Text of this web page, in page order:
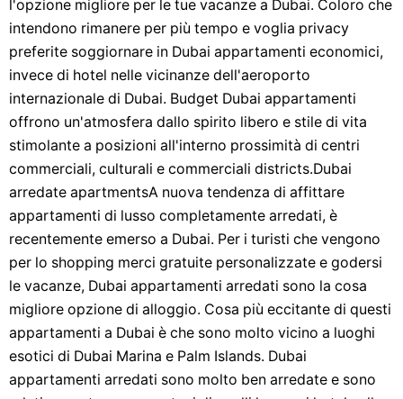
l'opzione migliore per le tue vacanze a Dubai. Coloro che
intendono rimanere per più tempo e voglia privacy
preferite soggiornare in Dubai appartamenti economici,
invece di hotel nelle vicinanze dell'aeroporto
internazionale di Dubai. Budget Dubai appartamenti
offrono un'atmosfera dallo spirito libero e stile di vita
stimolante a posizioni all'interno prossimità di centri
commerciali, culturali e commerciali districts.Dubai
arredate apartmentsA nuova tendenza di affittare
appartamenti di lusso completamente arredati, è
recentemente emerso a Dubai. Per i turisti che vengono
per lo shopping merci gratuite personalizzate e godersi
le vacanze, Dubai appartamenti arredati sono la cosa
migliore opzione di alloggio. Cosa più eccitante di questi
appartamenti a Dubai è che sono molto vicino a luoghi
esotici di Dubai Marina e Palm Islands. Dubai
appartamenti arredati sono molto ben arredate e sono